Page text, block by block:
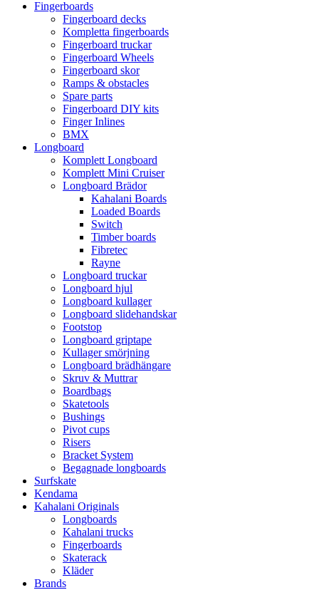
Fingerboards
Fingerboard decks
Kompletta fingerboards
Fingerboard truckar
Fingerboard Wheels
Fingerboard skor
Ramps & obstacles
Spare parts
Fingerboard DIY kits
Finger Inlines
BMX
Longboard
Komplett Longboard
Komplett Mini Cruiser
Longboard Brädor
Kahalani Boards
Loaded Boards
Switch
Timber boards
Fibretec
Rayne
Longboard truckar
Longboard hjul
Longboard kullager
Longboard slidehandskar
Footstop
Longboard griptape
Kullager smörjning
Longboard brädhängare
Skruv & Muttrar
Boardbags
Skatetools
Bushings
Pivot cups
Risers
Bracket System
Begagnade longboards
Surfskate
Kendama
Kahalani Originals
Longboards
Kahalani trucks
Fingerboards
Skaterack
Kläder
Brands